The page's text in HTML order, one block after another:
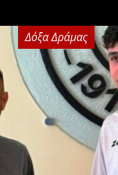
Δόξα Δράμας